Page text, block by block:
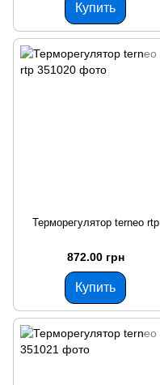
Купить
Терморегулятор terneo rtp
872.00 грн
Купить